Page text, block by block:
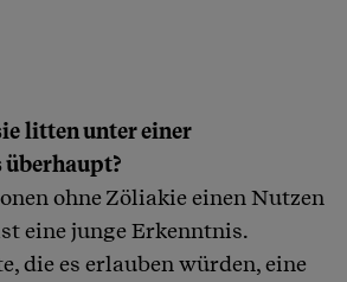
litten unter einer
ohne Zöliakie einen Nutzen
eine junge Erkenntnis.
die es erlauben würden, eine